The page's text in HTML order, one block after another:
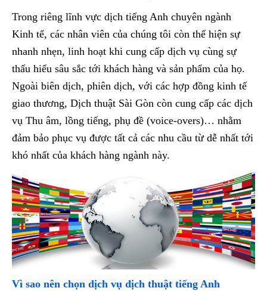
Trong riêng lĩnh vực dịch tiếng Anh chuyên ngành
Kinh tế, các nhân viên của chúng tôi còn thể hiện sự
nhanh nhẹn, linh hoạt khi cung cấp dịch vụ cùng sự
thấu hiểu sâu sắc tới khách hàng và sản phẩm của họ.
Ngoài biên dịch, phiên dịch, với các hợp đồng kinh tế
giao thương, Dịch thuật Sài Gòn còn cung cấp các dịch
vụ Thu âm, lồng tiếng, phụ đề (voice-overs)… nhằm
đảm bảo phục vụ được tất cả các nhu cầu từ dễ nhất tới
khó nhất của khách hàng ngành này.
Vì sao nên chọn dịch vụ dịch thuật tiếng Anh